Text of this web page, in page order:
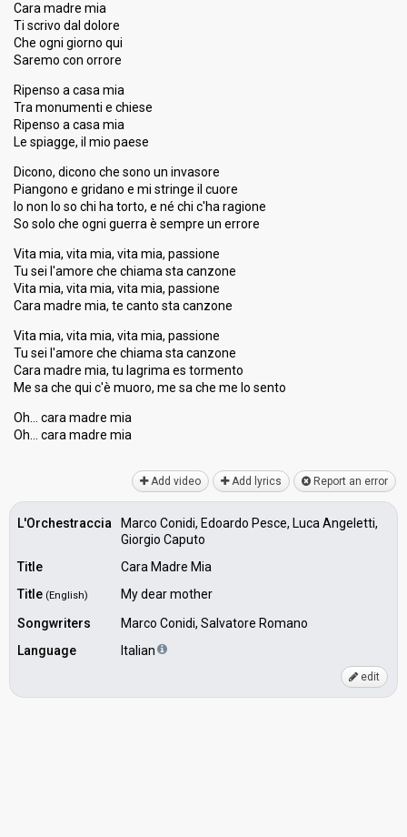
Cara madre mia
Ti scrivo dal dolore
Che ogni giorno qui
Saremo con orrore
Ripenso a casa mia
Tra monumenti e chiese
Ripenso a casa mia
Le spiagge, il mio paese
Dicono, dicono che sono un invasore
Piangono e gridano e mi stringe il cuore
Io non lo so chi ha torto, e né chi c'ha ragione
So solo che ogni guerra è sempre un errore
Vita mia, vita mia, vita mia, passione
Tu sei l'amore che chiama sta canzone
Vita mia, vita mia, vita mia, passione
Cara madre mia, te canto sta canzone
Vita mia, vita mia, vita mia, passione
Tu sei l'amore che chiama sta canzone
Cara madre mia, tu lagrima es tormento
Me sa che qui c'è muoro, me sa che me lo ѕento
Oh… cara madre mia
Oh… cara madre miа
Add video Add lyrics Report an error
L'Orchestraccia
Marco Conidi, Edoardo Pesce, Luca Angeletti,
Giorgio Caputo
Title
Cara Madre Mia
Title (English)
My dear mother
Songwriters
Marco Conidi, Salvatore Romano
Language
Italian
edit